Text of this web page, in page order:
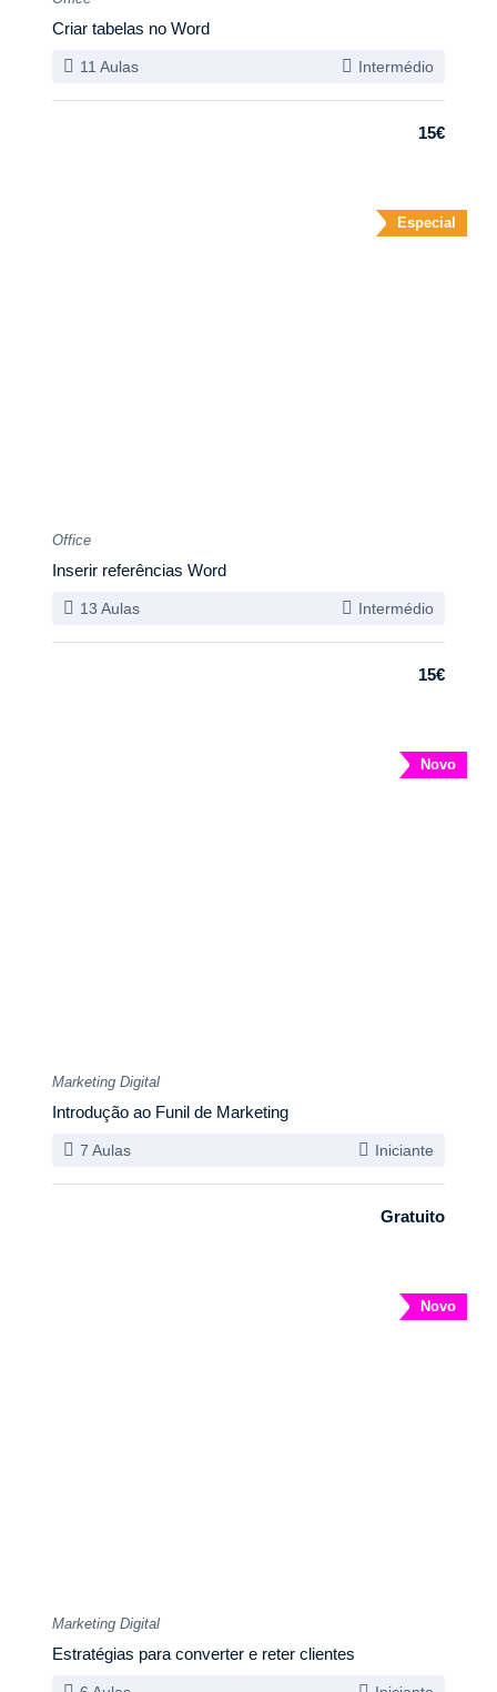
Criar tabelas no Word
11 Aulas Intermédio
15€
Especial
Office
Inserir referências Word
13 Aulas Intermédio
15€
Novo
Marketing Digital
Introdução ao Funil de Marketing
7 Aulas Iniciante
Gratuito
Novo
Marketing Digital
Estratégias para converter e reter clientes